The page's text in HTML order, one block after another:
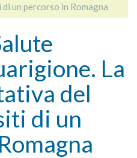
un percorso in Romagna
La
del
di un